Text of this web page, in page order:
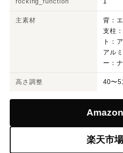
主素材
背：
支柱
ト：
アル
ー：
高さ調整 40〜
楽天市